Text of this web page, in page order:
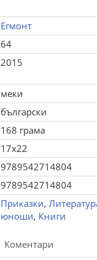
Егмонт
64
2015
меки
български
168 грама
17x22
9789542714804
9789542714804
Приказки,
юноши, Книги
Коментари